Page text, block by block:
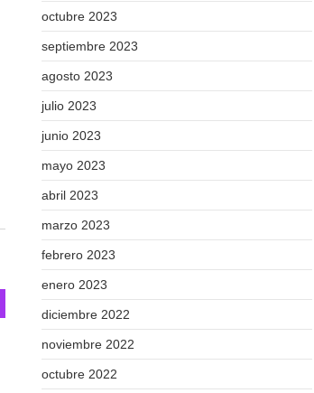
octubre 2023
septiembre 2023
agosto 2023
julio 2023
junio 2023
mayo 2023
abril 2023
marzo 2023
febrero 2023
enero 2023
diciembre 2022
noviembre 2022
octubre 2022